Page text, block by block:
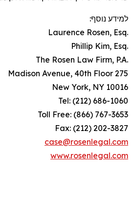
למידע נוסף:
.Laurence Rosen, Esq
.Phillip Kim, Esq
.The Rosen Law Firm, P.A
275 Madison Avenue, 40th Floor
New York, NY 10016
Tel: (212) 686-1060
Toll Free: (866) 767-3653
Fax: (212) 202-3827
case@rosenlegal.com
www.rosenlegal.com